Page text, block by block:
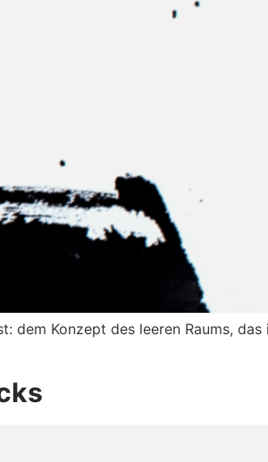
dem Konzept des leeren Raums, das